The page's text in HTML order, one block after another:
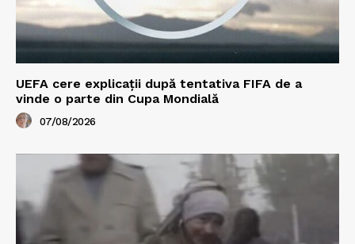
UEFA cere explicații după tentativa FIFA de a
vinde o parte din Cupa Mondială
07/08/2026